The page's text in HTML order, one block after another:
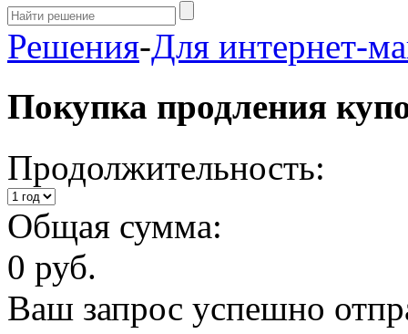
Решения-Для интернет-
Покупка продления
Продолжительность:
Общая сумма:
0 руб.
Ваш запрос успешно